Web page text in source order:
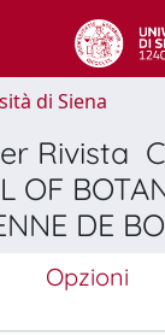
di Siena
Rivista
OF
DE
Opzioni